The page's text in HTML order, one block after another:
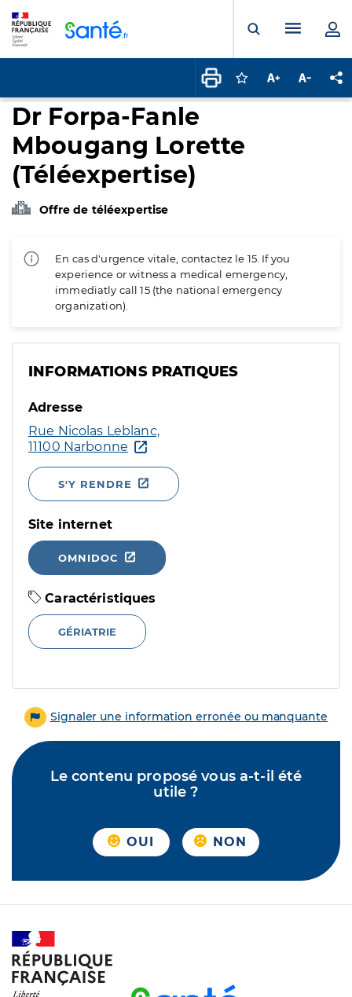
Ouvrir laMenu
Connectez-vous
Augmenter la
Dr Forpa-Fanle
Mbougang Lorette
(Téléexpertise)
Offre de téléexpertise
En cas d'urgence vitale, contactez le 15. If you
experience or witness a medical emergency,
immediatly call 15 (the national emergency
organization).
INFORMATIONS PRATIQUES
Adresse
Rue Nicolas Leblanc,
11100 Narbonne
S'Y RENDRE
Site internet
OMNIDOC
Caractéristiques
GÉRIATRIE
Signaler une information erronée ou manquante
Le contenu proposé vous a-t-il été
utile ?
OUI NON